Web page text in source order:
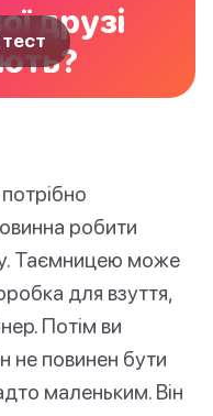
друзі
робити
Таємницею може
для взуття,
Потім ви
не повинен бути
маленьким. Він